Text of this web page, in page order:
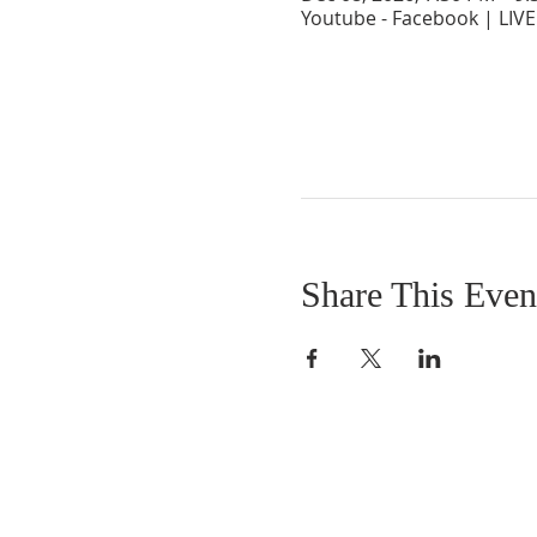
Youtube - Facebook | LIVE
Share This